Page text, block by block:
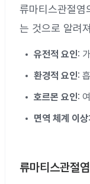
류마티스관절염
는 것으로 알려
유전적 요인:
환경적 요인:
호르몬 요인:
면역 체계 이상
류마티스관절